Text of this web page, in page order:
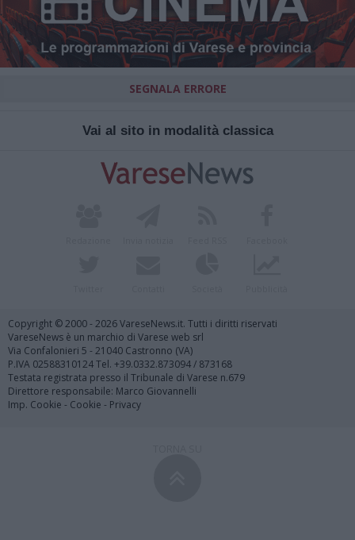
SEGNALA ERRORE
Vai al sito in modalità classica
Copyright © 2000 - 2026 VareseNews.it. Tutti i diritti riservati
VareseNews è un marchio di Varese web srl
Via Confalonieri 5 - 21040 Castronno (VA)
P.IVA 02588310124 Tel. +39.0332.873094 / 873168
Testata registrata presso il Tribunale di Varese n.679
Direttore responsabile: Marco Giovannelli
Imp. Cookie - Cookie - Privacy